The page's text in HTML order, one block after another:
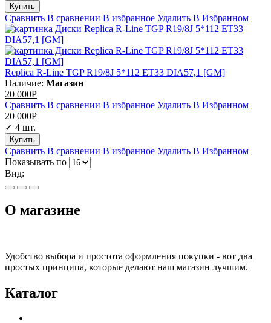
Сравнить В сравнении В избранное Удалить В Избранном
Replica R-Line TGP R19/8J 5*112 ET33 DIA57,1 [GM]
Наличие: Магазин
20 000Р
Сравнить В сравнении В избранное Удалить В Избранном
20 000Р
✓ 4 шт.
Сравнить В сравнении В избранное Удалить В Избранном
Показывать по
Вид:
О магазине
Удобство выбора и простота оформления покупки - вот два
простых принципа, которые делают наш магазин лучшим.
Каталог